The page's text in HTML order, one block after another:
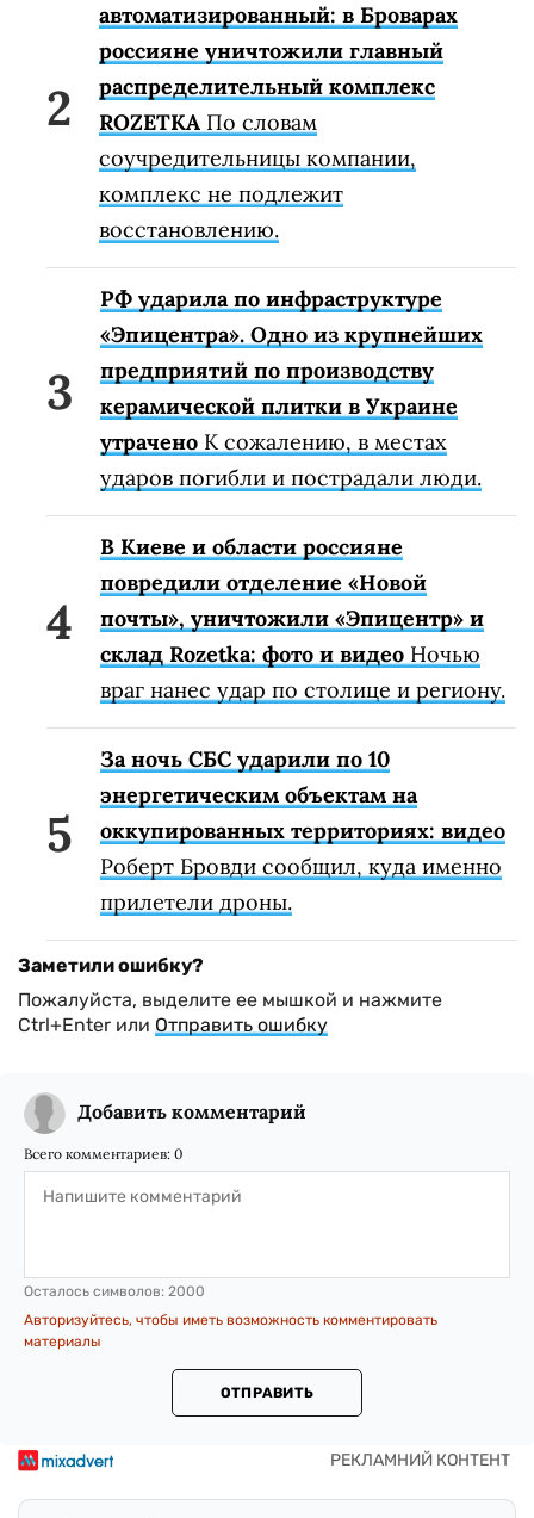
автоматизированный: в Броварах
россияне уничтожили главный
распределительный комплекс
ROZETKA По словам
соучредительницы компании,
комплекс не подлежит
восстановлению.
РФ ударила по инфраструктуре
«Эпицентра». Одно из крупнейших
предприятий по производству
керамической плитки в Украине
утрачено К сожалению, в местах
ударов погибли и пострадали люди.
В Киеве и области россияне
повредили отделение «Новой
почты», уничтожили «Эпицентр» и
склад Rozetka: фото и видео Ночью
враг нанес удар по столице и региону.
За ночь СБС ударили по 10
энергетическим объектам на
оккупированных территориях: видео
Роберт Бровди сообщил, куда именно
прилетели дроны.
Заметили ошибку?
Пожалуйста, выделите ее мышкой и нажмите
Ctrl+Enter или Отправить ошибку
Добавить комментарий
Всего комментариев: 0
Осталось символов: 2000
Авторизуйтесь, чтобы иметь возможность комментировать
материалы
ОТПРАВИТЬ